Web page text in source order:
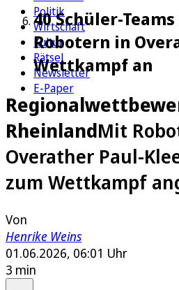
Politik
Wirtschaft
Kultur
Rätsel
Newsletter
E-Paper
40 Schüler-
Robotern in
Wettkampf an
RheinlandMit
Overather Paul-
zum Wettkampf
Von
Henrike Weins
01.06.2026, 06:01 Uhr
3 min